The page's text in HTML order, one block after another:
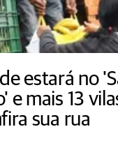
estará no
e mais 13
sua rua